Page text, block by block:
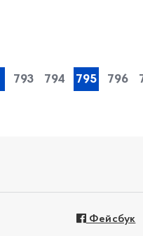
793 794 795 796
Фейсбук